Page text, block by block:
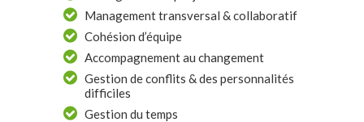
Management transversal & collaboratif
Cohésion d’équipe
Accompagnement au changement
Gestion de conflits & des personnalités
difficiles
Gestion du temps